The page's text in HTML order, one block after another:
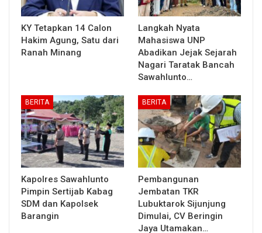
KY Tetapkan 14 Calon
Hakim Agung, Satu dari
Ranah Minang
Langkah Nyata
Mahasiswa UNP
Abadikan Jejak Sejarah
Nagari Taratak Bancah
Sawahlunto…
BERITA
Kapolres Sawahlunto
Pimpin Sertijab Kabag
SDM dan Kapolsek
Barangin
BERITA
Pembangunan
Jembatan TKR
Lubuktarok Sijunjung
Dimulai, CV Beringin
Jaya Utamakan…